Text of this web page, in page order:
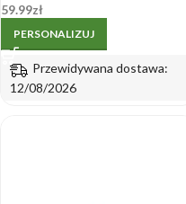
59.99zł
PERSONALIZUJ
Przewidywana dostawa:
12/08/2026